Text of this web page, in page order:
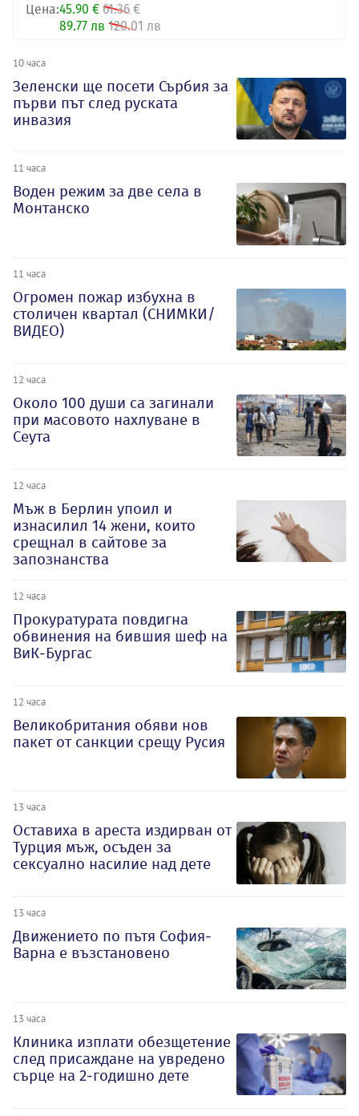
Цена:45.90 € 61.36 €
89.77 лв 120.01 лв
10 часа
Зеленски ще посети Сърбия за
първи път след руската
инвазия
11 часа
Воден режим за две села в
Монтанско
11 часа
Огромен пожар избухна в
столичен квартал (СНИМКИ/
ВИДЕО)
12 часа
Около 100 души са загинали
при масовото нахлуване в
Сеута
12 часа
Мъж в Берлин упоил и
изнасилил 14 жени, които
срещнал в сайтове за
запознанства
12 часа
Прокуратурата повдигна
обвинения на бившия шеф на
ВиК-Бургас
12 часа
Великобритания обяви нов
пакет от санкции срещу Русия
13 часа
Оставиха в ареста издирван от
Турция мъж, осъден за
сексуално насилие над дете
13 часа
Движението по пътя София-
Варна е възстановено
13 часа
Клиника изплати обезщетение
след присаждане на увредено
сърце на 2-годишно дете